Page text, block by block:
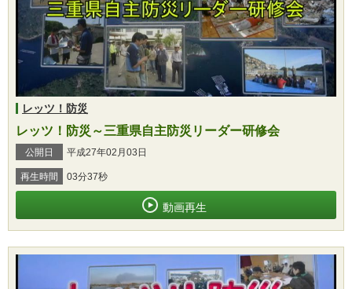
レッツ！防災
レッツ！防災～三重県自主防災リーダー研修会
公開日 平成27年02月03日
再生時間 03分37秒
動画再生